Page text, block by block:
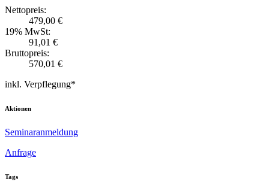
Nettopreis:
479,00 €
19% MwSt:
91,01 €
Bruttopreis:
570,01 €
inkl. Verpflegung*
Aktionen
Seminaranmeldung
Anfrage
Tags